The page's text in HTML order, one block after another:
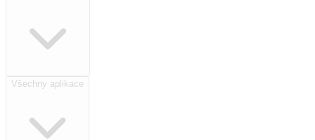
Všechny aplikace